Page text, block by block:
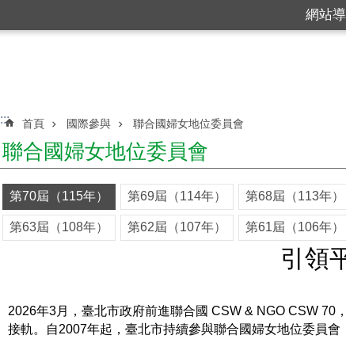
網站
::: 首頁 國際參與 聯合國婦女地位委員會
聯合國婦女地位委員會
第70屆（115年） 第69屆（114年） 第68屆（113年）
第63屆（108年） 第62屆（107年） 第61屆（106年）
引領
2026年3月，臺北市政府前進聯合國 CSW & NGO CSW
接軌。自2007年起，臺北市持續參與聯合國婦女地位委員